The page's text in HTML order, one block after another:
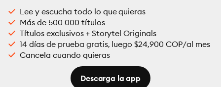
Lee y escucha todo lo que quieras
Más de 500 000 títulos
Títulos exclusivos + Storytel Originals
14 días de prueba gratis, luego $24,900 COP/al mes
Cancela cuando quieras
Descarga la app